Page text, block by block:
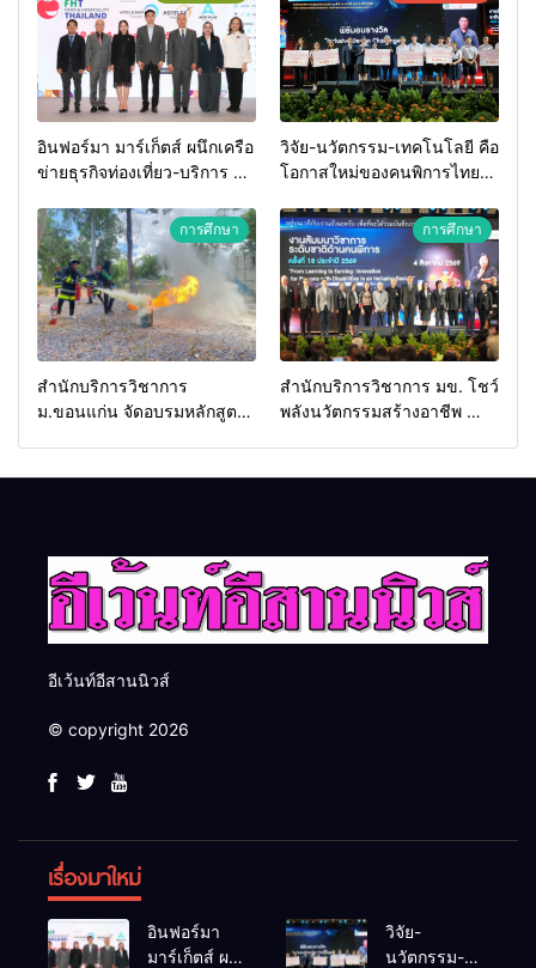
อินฟอร์มา มาร์เก็ตส์ ผนึกเครือ
ข่ายธุรกิจท่องเที่ยว-บริการ จัด
2026 เชื่อม 4 งานใหญ่ สร้าง
โอกาสธุรกิจครบวงจร ด้วย
ครับ
วิจัย-นวัตกรรม-เทคโนโลยี คือ
โอกาสใหม่ของคนพิการไทย
ประเทศ
การศึกษา
สำนักบริการวิชาการ
ม.ขอนแก่น จัดอบรมหลักสูตร
การศึกษา
สำนักบริการวิชาการ มข. โชว์
พลังนวัตกรรมสร้างอาชีพ นำ
อีเว้นท์อีสานนิวส์
© copyright 2026
เรื่องมาใหม่
อินฟอร์มา
มาร์เก็ตส์ ผนึก
วิจัย-
นวัตกรรม-